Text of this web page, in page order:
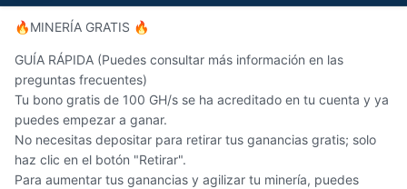
🔥MINERÍA GRATIS 🔥
GUÍA RÁPIDA (Puedes consultar más información en las
preguntas frecuentes)
Tu bono gratis de 100 GH/s se ha acreditado en tu cuenta y ya
puedes empezar a ganar.
No necesitas depositar para retirar tus ganancias gratis; solo
haz clic en el botón "Retirar".
Para aumentar tus ganancias y agilizar tu minería, puedes